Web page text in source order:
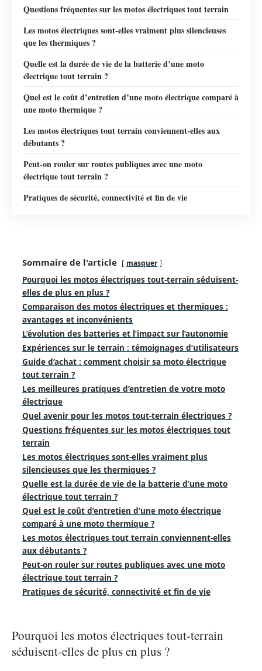
Questions fréquentes sur les motos électriques tout terrain
Les motos électriques sont-elles vraiment plus silencieuses
que les thermiques ?
Quelle est la durée de vie de la batterie d’une moto
électrique tout terrain ?
Quel est le coût d’entretien d’une moto électrique comparé à
une moto thermique ?
Les motos électriques tout terrain conviennent-elles aux
débutants ?
Peut-on rouler sur routes publiques avec une moto
électrique tout terrain ?
Pratiques de sécurité, connectivité et fin de vie
Sommaire de l'article masquer
Pourquoi les motos électriques tout-terrain séduisent-
elles de plus en plus ?
Comparaison des motos électriques et thermiques :
avantages et inconvénients
L’évolution des batteries et l’impact sur l’autonomie
Expériences sur le terrain : témoignages d’utilisateurs
Guide d’achat : comment choisir sa moto électrique
tout terrain ?
Les meilleures pratiques d’entretien de votre moto
électrique
Quel avenir pour les motos tout-terrain électriques ?
Questions fréquentes sur les motos électriques tout
terrain
Les motos électriques sont-elles vraiment plus
silencieuses que les thermiques ?
Quelle est la durée de vie de la batterie d’une moto
électrique tout terrain ?
Quel est le coût d’entretien d’une moto électrique
comparé à une moto thermique ?
Les motos électriques tout terrain conviennent-elles
aux débutants ?
Peut-on rouler sur routes publiques avec une moto
électrique tout terrain ?
Pratiques de sécurité, connectivité et fin de vie
Pourquoi les motos électriques tout-terrain
séduisent-elles de plus en plus ?